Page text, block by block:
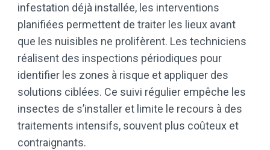
infestation déjà installée, les interventions
planifiées permettent de traiter les lieux avant
que les nuisibles ne prolifèrent. Les techniciens
réalisent des inspections périodiques pour
identifier les zones à risque et appliquer des
solutions ciblées. Ce suivi régulier empêche les
insectes de s’installer et limite le recours à des
traitements intensifs, souvent plus coûteux et
contraignants.